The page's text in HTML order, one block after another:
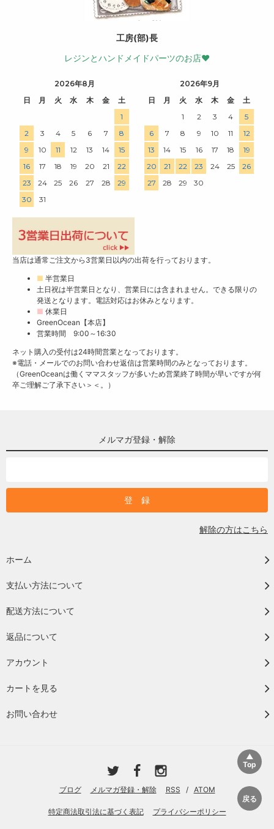
工房(部)長
レジンとハンドメイドパーツのお店♥
2026年8月
日
月 火 水 木 金
土
1
2
3 4 5 6 7
8
9
10 11 12 13 14
15
16
17 18 19 20 21
22
23
24 25 26 27 28
29
30
31
2026年9月
日
月 火 水 木 金
土
1
2 3 4
5
6
7 8 9 10 11
12
13
14 15 16 17 18
19
20
21 22 23 24 25
26
27
28 29 30
当店は通常ご注文から3営業日以内の出荷を行っております。
■ 半営業日
土日祝は半営業日となり、営業日には含まれません。できる限りの
発送となります。電話対応はお休みとなります。
■ 休業日
GreenOcean【本店】
営業時間 9:00～16:30
ネット購入の受付は24時間営業となっております。
※電話・メールでのお問い合わせ返信は営業時間のみとなっております。
（GreenOceanは働くママスタッフが多いため営業終了時間が早いですが何
卒ご理解ご了承下さい＞＜。）
メルマガ登録・解除
解除の方はこちら
ホーム
支払い方法について
配送方法について
返品について
アカウント
カートを見る
お問い合わせ
ブログ メルマガ登録・解除 RSS / ATOM
特定商法取引法に基づく表記 プライバシーポリシー